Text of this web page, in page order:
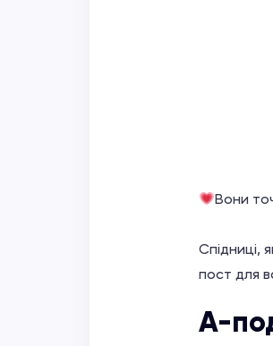
Вони
Спідниці,
пост для
А-